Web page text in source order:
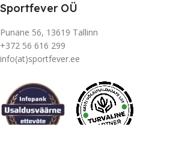
Sportfever OÜ
Punane 56, 13619 Tallinn
+372 56 616 299
info(at)sportfever.ee